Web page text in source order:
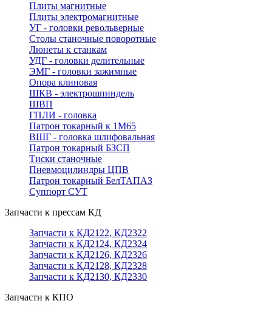
Плиты магнитные
Плиты электромагнитные
УГ - головки револьверные
Столы станочные поворотные
Люнеты к станкам
УДГ - головки делительные
ЭМГ - головки зажимные
Опора клиновая
ШКВ - электрошпиндель
ШВП
ГПЛИ - головка
Патрон токарный к 1М65
ВШГ - головка шлифовальная
Патрон токарный БЗСП
Тиски станочные
Пневмоцилиндры ЦПВ
Патрон токарный БелТАПАЗ
Суппорт СУТ
Запчасти к прессам КД
Запчасти к КД2122, КД2322
Запчасти к КД2124, КД2324
Запчасти к КД2126, КД2326
Запчасти к КД2128, КД2328
Запчасти к КД2130, КД2330
Запчасти к КПО